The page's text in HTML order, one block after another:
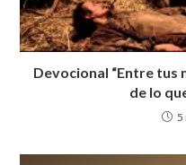
Devocional “Entre tus
de lo
5